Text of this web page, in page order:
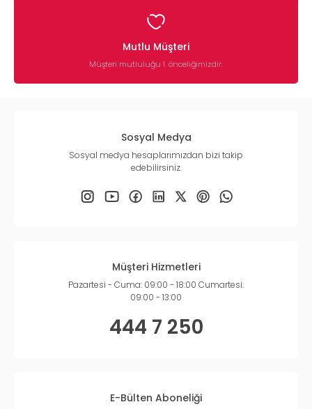
Mutlu Müşteri
Müşteri mutluluğu 1. önceliğimizdir.
Sosyal Medya
Sosyal medya hesaplarımızdan bizi takip
edebilirsiniz.
Müşteri Hizmetleri
Pazartesi - Cuma: 09:00 - 18:00 Cumartesi:
09:00 - 13:00
444 7 250
E-Bülten Aboneliği